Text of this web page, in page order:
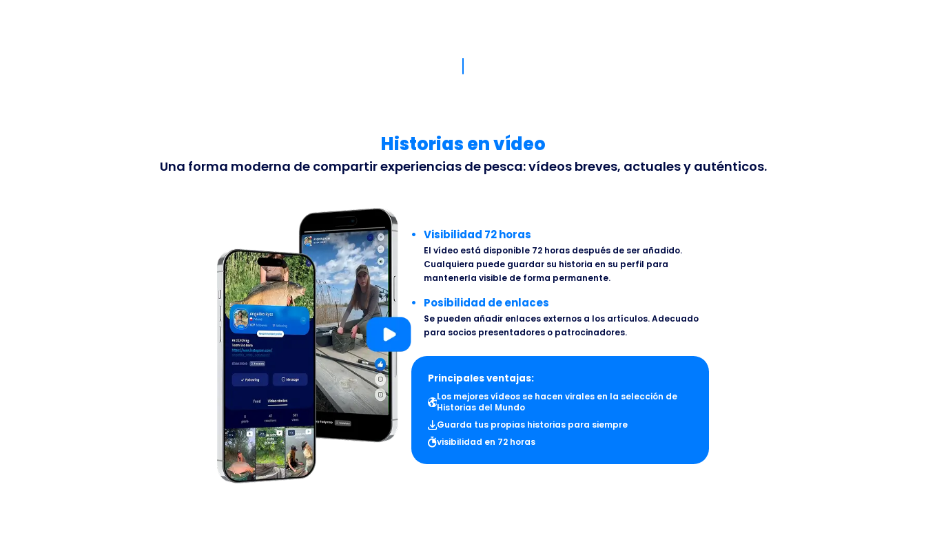
Historias en vídeo
Una forma moderna de compartir experiencias de pesca: vídeos breves, actuales y auténticos.
Visibilidad 72 horas
El vídeo está disponible 72 horas después de ser añadido.
Cualquiera puede guardar su historia en su perfil para
mantenerla visible de forma permanente.
Posibilidad de enlaces
Se pueden añadir enlaces externos a los artículos. Adecuado
para socios presentadores o patrocinadores.
Principales ventajas:
Los mejores vídeos se hacen virales en la selección de
Historias del Mundo
Guarda tus propias historias para siempre
visibilidad en 72 horas